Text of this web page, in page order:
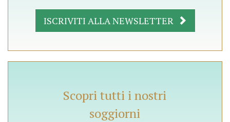
ISCRIVITI ALLA NEWSLETTER
Scopri tutti i nostri
soggiorni